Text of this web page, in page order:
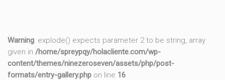
Warning: explode() expects parameter 2 to be string, array
given in /home/spreypqy/holacliente.com/wp-
content/themes/ninezeroseven/assets/php/post-
formats/entry-gallery.php on line 16